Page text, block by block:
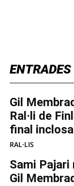
Gil
Ral·li de
final inclosa
RAL·LIS
Sami
Gil